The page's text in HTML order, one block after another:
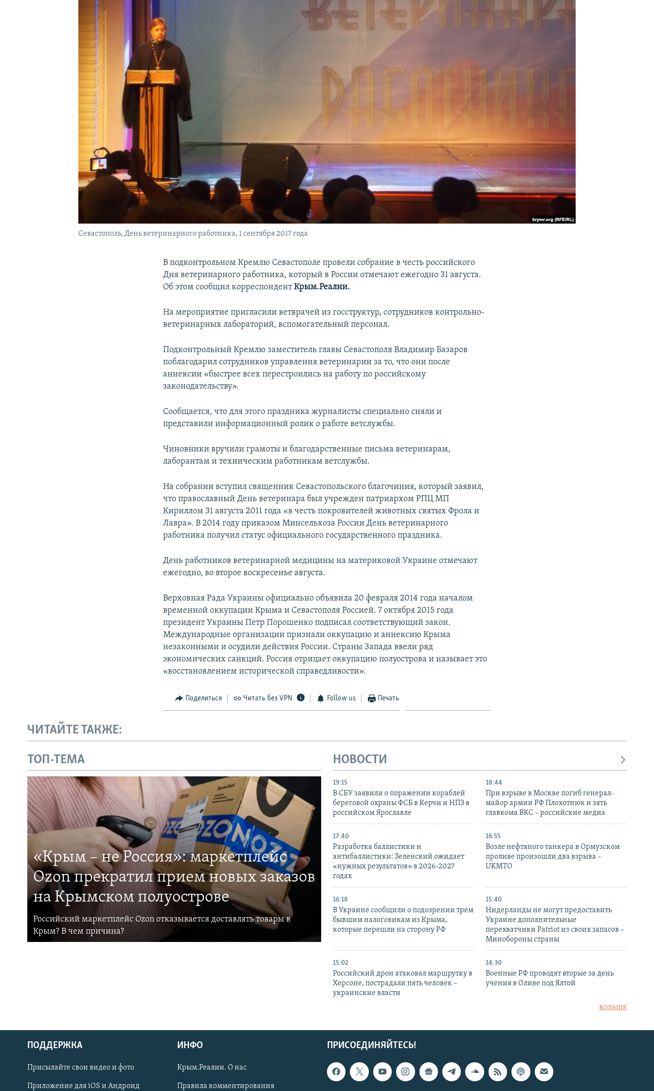
УКРАИНСКАЯ ПРОБЛЕМА КРЫМА
Українською
Qırımtatar
Севастополь, День ветеринарного работника, 1 сентября 2017 года
В подконтрольном Кремлю Севастополе провели собрание в честь российского
Дня ветеринарного работника, который в России отмечают ежегодно 31 августа.
Об этом сообщил корреспондентКрым.Реалии.
На мероприятие пригласили ветврачей из госструктур, сотрудников контрольно-
ветеринарных лабораторий, вспомогательный персонал.
Подконтрольный Кремлю заместитель главы Севастополя Владимир Базаров
поблагодарил сотрудников управления ветеринарии за то, что они после
аннексии «быстрее всех перестроились на работу по российскому
законодательству».
Сообщается, что для этого праздника журналисты специально сняли и
представили информационный ролик о работе ветслужбы.
Чиновники вручили грамоты и благодарственные письма ветеринарам,
лаборантам и техническим работникам ветслужбы.
На собрании вступил священник Севастопольского благочиния, который заявил,
что православный День ветеринара был учрежден патриархом РПЦ МП
Кириллом 31 августа 2011 года «в честь покровителей животных святых Фрола и
Лавра». В 2014 году приказом Минсельхоза России День ветеринарного
работника получил статус официального государственного праздника.
День работников ветеринарной медицины на материковой Украине отмечают
ежегодно, во второе воскресенье августа.
Верховная Рада Украины официально объявила 20 февраля 2014 года началом
временной оккупации Крыма и Севастополя Россией. 7 октября 2015 года
президент Украины Петр Порошенко подписал соответствующий закон.
Международные организации признали оккупацию и аннексию Крыма
незаконными и осудили действия России. Страны Запада ввели ряд
экономических санкций. Россия отрицает оккупацию полуострова и называет это
«восстановлением исторической справедливости».
Поделиться Читать без VPN Follow us Печать
ЧИТАЙТЕ ТАКЖЕ:
ТОП-ТЕМА
«Крым – не Россия»: маркетплейс
Ozon прекратил прием новых заказов
на Крымском полуострове
Российский маркетплейс Ozon отказывается доставлять товары в
Крым? В чем причина?
НОВОСТИ
19:15
В СБУ заявили о поражении кораблей
береговой охраны ФСБ в Керчи и НПЗ в
российском Ярославле
18:44
При взрыве в Москве погиб генерал-
майор армии РФ Плохотнюк и зять
главкома ВКС – российские медиа
17:40
Разработка баллистики и
антибаллистики: Зеленский ожидает
«нужных результатов» в 2026-2027
годах
16:55
Возле нефтяного танкера в Ормузском
проливе произошли два взрыва –
UKMTO
16:18
В Украине сообщили о подозрении трем
бывшим налоговикам из Крыма,
которые перешли на сторону РФ
15:40
Нидерланды не могут предоставить
Украине дополнительные
перехватчики Patriot из своих запасов –
Минобороны страны
15:02
Российский дрон атаковал маршрутку в
Херсоне, пострадали пять человек –
украинские власти
14:30
Военные РФ проводят вторые за день
учения в Оливе под Ялтой
БОЛЬШЕ
ПРИСОЕДИНЯЙТЕСЬ!
ПОДДЕРЖКА
Присылайте свои видео и фото
Приложение для iOS и Андроид
ИНФО
Крым.Реалии. О нас
Правила комментирования